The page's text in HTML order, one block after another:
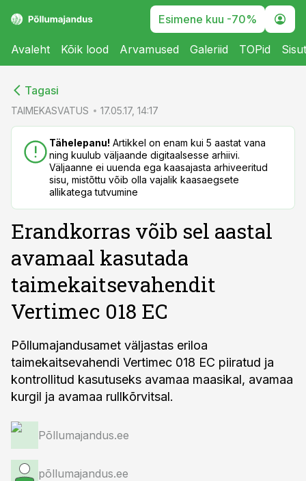
Esimene kuu -70%
Avaleht Kõik lood Arvamused Galeriid TOPid
Tagasi
TAIMEKASVATUS 17.05.17, 14:17
Tähelepanu! Artikkel on enam kui 5 aastat vana
ning kuulub väljaande digitaalsesse arhiivi.
Väljaanne ei uuenda ega kaasajasta arhiveeritud
sisu, mistõttu võib olla vajalik kaasaegsete
allikatega tutvumine
Erandkorras võib sel aastal
avamaal kasutada
taimekaitsevahendit
Vertimec 018 EC
Põllumajandusamet väljastas eriloa
taimekaitsevahendi Vertimec 018 EC piiratud ja
kontrollitud kasutuseks avamaa maasikal, avamaa
kurgil ja avamaa rullkõrvitsal.
Põllumajandus.ee
põllumajandus.ee